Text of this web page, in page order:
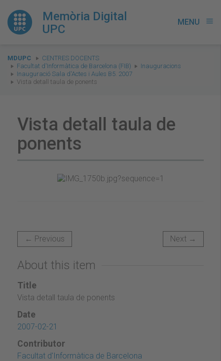
Memòria Digital
UPC
MENU menu
You
are
here:
MDUPC
CENTRES DOCENTS
Facultat d'Informàtica de Barcelona (FIB)
Inauguracions
Inauguració Sala d'Actes i Aules B5. 2007
Vista detall taula de ponents
Vista detall taula de
ponents
← Previous Next →
About this item
Title
Vista detall taula de ponents
Date
2007-02-21
Contributor
Facultat d'Informàtica de Barcelona